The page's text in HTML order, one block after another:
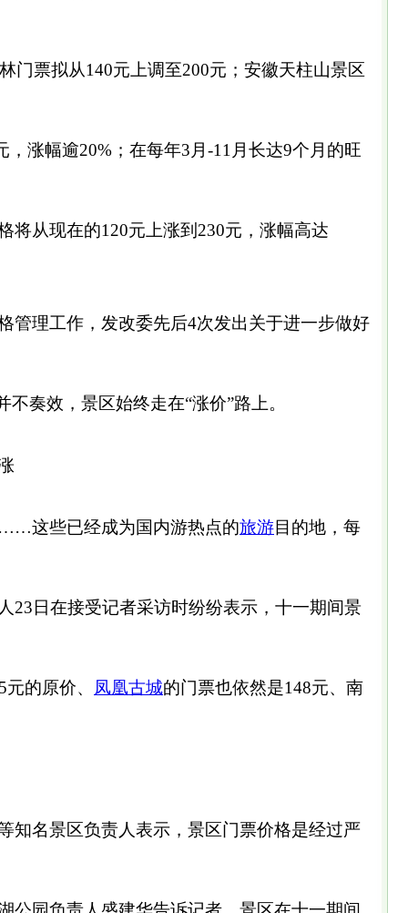
门票拟从140元上调至200元；安徽天柱山景区
，涨幅逾20%；在每年3月-11月长达9个月的旺
将从现在的120元上涨到230元，涨幅高达
理工作，发改委先后4次发出关于进一步做好
奏效，景区始终走在“涨价”路上。
这些已经成为国内游热点的旅游目的地，每
23日在接受记者采访时纷纷表示，十一期间景
的原价、 凤凰古城的门票也依然是148元、南
知名景区负责人表示，景区门票价格是经过严